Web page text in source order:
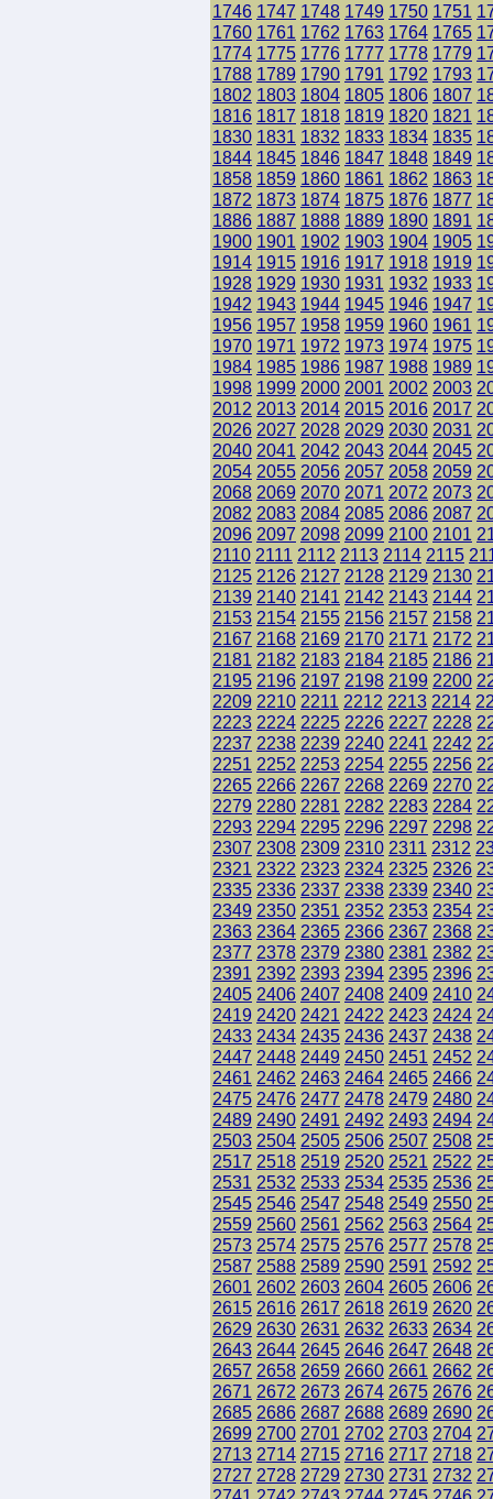
1746 1747 1748 1749 1750 1751
1760 1761 1762 1763 1764 1765
1774 1775 1776 1777 1778 1779
1788 1789 1790 1791 1792 1793
1802 1803 1804 1805 1806 1807
1816 1817 1818 1819 1820 1821
1830 1831 1832 1833 1834 1835
1844 1845 1846 1847 1848 1849
1858 1859 1860 1861 1862 1863
1872 1873 1874 1875 1876 1877
1886 1887 1888 1889 1890 1891
1900 1901 1902 1903 1904 1905
1914 1915 1916 1917 1918 1919
1928 1929 1930 1931 1932 1933
1942 1943 1944 1945 1946 1947
1956 1957 1958 1959 1960 1961
1970 1971 1972 1973 1974 1975
1984 1985 1986 1987 1988 1989
1998 1999 2000 2001 2002 2003
2012 2013 2014 2015 2016 2017
2026 2027 2028 2029 2030 2031
2040 2041 2042 2043 2044 2045
2054 2055 2056 2057 2058 2059
2068 2069 2070 2071 2072 2073
2082 2083 2084 2085 2086 2087
2096 2097 2098 2099 2100 2101
2110 2111 2112 2113 2114 2115
2125 2126 2127 2128 2129 2130
2139 2140 2141 2142 2143 2144
2153 2154 2155 2156 2157 2158
2167 2168 2169 2170 2171 2172
2181 2182 2183 2184 2185 2186
2195 2196 2197 2198 2199 2200
2209 2210 2211 2212 2213 2214
2223 2224 2225 2226 2227 2228
2237 2238 2239 2240 2241 2242
2251 2252 2253 2254 2255 2256
2265 2266 2267 2268 2269 2270
2279 2280 2281 2282 2283 2284
2293 2294 2295 2296 2297 2298
2307 2308 2309 2310 2311 2312
2321 2322 2323 2324 2325 2326
2335 2336 2337 2338 2339 2340
2349 2350 2351 2352 2353 2354
2363 2364 2365 2366 2367 2368
2377 2378 2379 2380 2381 2382
2391 2392 2393 2394 2395 2396
2405 2406 2407 2408 2409 2410
2419 2420 2421 2422 2423 2424
2433 2434 2435 2436 2437 2438
2447 2448 2449 2450 2451 2452
2461 2462 2463 2464 2465 2466
2475 2476 2477 2478 2479 2480
2489 2490 2491 2492 2493 2494
2503 2504 2505 2506 2507 2508
2517 2518 2519 2520 2521 2522
2531 2532 2533 2534 2535 2536
2545 2546 2547 2548 2549 2550
2559 2560 2561 2562 2563 2564
2573 2574 2575 2576 2577 2578
2587 2588 2589 2590 2591 2592
2601 2602 2603 2604 2605 2606
2615 2616 2617 2618 2619 2620
2629 2630 2631 2632 2633 2634
2643 2644 2645 2646 2647 2648
2657 2658 2659 2660 2661 2662
2671 2672 2673 2674 2675 2676
2685 2686 2687 2688 2689 2690
2699 2700 2701 2702 2703 2704
2713 2714 2715 2716 2717 2718
2727 2728 2729 2730 2731 2732